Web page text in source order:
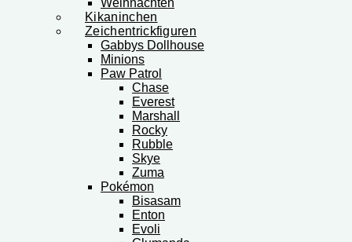
Weihnachten
Kikaninchen
Zeichentrickfiguren
Gabbys Dollhouse
Minions
Paw Patrol
Chase
Everest
Marshall
Rocky
Rubble
Skye
Zuma
Pokémon
Bisasam
Enton
Evoli